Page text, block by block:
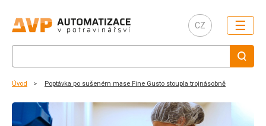
CZ ☰
Úvod Poptávka po sušeném mase Fine Gusto stoupla trojnásobně